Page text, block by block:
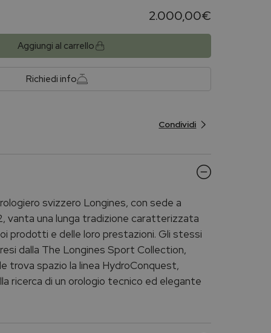
2.000,00€
Aggiungi al carrello
Richiedi info
Condividi
svizzero Longines, con sede a
vanta una lunga tradizione caratterizzata
prodotti e delle loro prestazioni. Gli stessi
dalla The Longines Sport Collection,
trova spazio la linea HydroConquest,
ricerca di un orologio tecnico ed elegante